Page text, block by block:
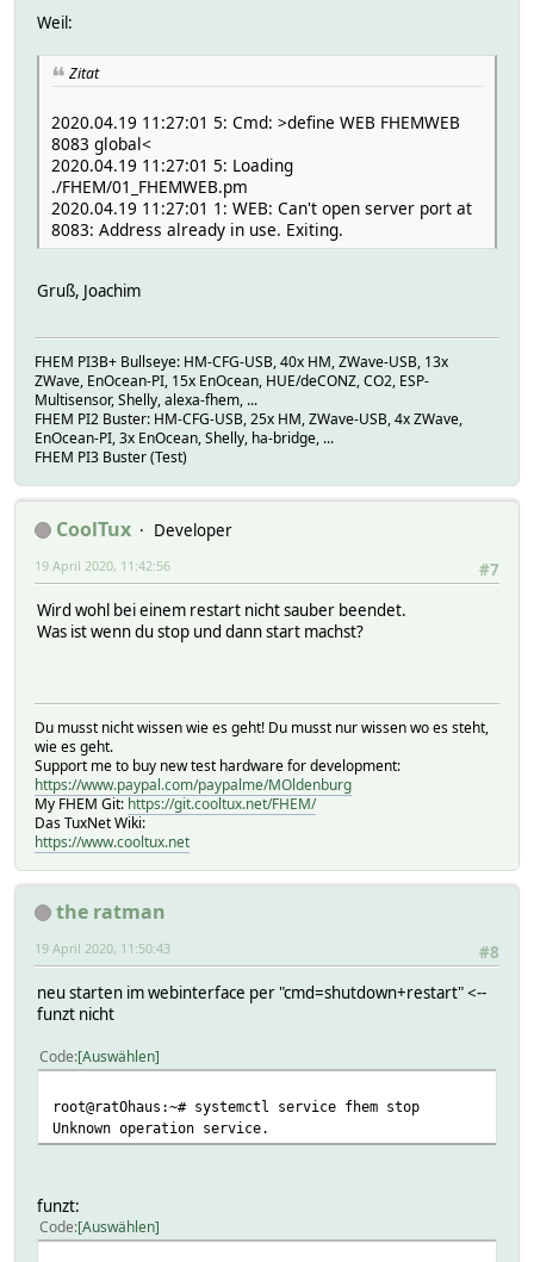
Weil:
Zitat
2020.04.19 11:27:01 5: Cmd: >define WEB FHEMWEB
8083 global<
2020.04.19 11:27:01 5: Loading
./FHEM/01_FHEMWEB.pm
2020.04.19 11:27:01 1: WEB: Can't open server port at
8083: Address already in use. Exiting.
Gruß, Joachim
FHEM PI3B+ Bullseye: HM-CFG-USB, 40x HM, ZWave-USB, 13x
ZWave, EnOcean-PI, 15x EnOcean, HUE/deCONZ, CO2, ESP-
Multisensor, Shelly, alexa-fhem, ...
FHEM PI2 Buster: HM-CFG-USB, 25x HM, ZWave-USB, 4x ZWave,
EnOcean-PI, 3x EnOcean, Shelly, ha-bridge, ...
FHEM PI3 Buster (Test)
CoolTux
Developer
#7
19 April 2020, 11:42:56
Wird wohl bei einem restart nicht sauber beendet.
Was ist wenn du stop und dann start machst?
Du musst nicht wissen wie es geht! Du musst nur wissen wo es steht,
wie es geht.
Support me to buy new test hardware for development:
https://www.paypal.com/paypalme/MOldenburg
My FHEM Git: https://git.cooltux.net/FHEM/
Das TuxNet Wiki:
https://www.cooltux.net
the ratman
#8
19 April 2020, 11:50:43
neu starten im webinterface per "cmd=shutdown+restart" <--
funzt nicht
Code Auswählen
root@ratOhaus:~# systemctl service fhem stop
Unknown operation service.
funzt:
Code Auswählen